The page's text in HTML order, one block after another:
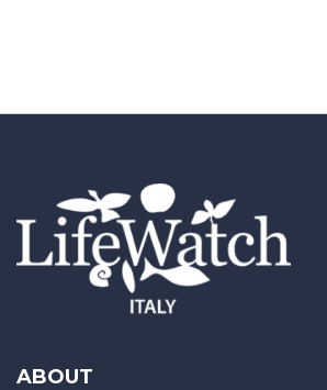
ABOUT